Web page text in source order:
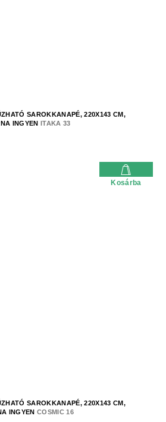
SAROKKANAPÉ, 220X143 CM,
INGYEN ITAKA 33
Kosárba
SAROKKANAPÉ, 220X143 CM,
INGYEN COSMIC 16